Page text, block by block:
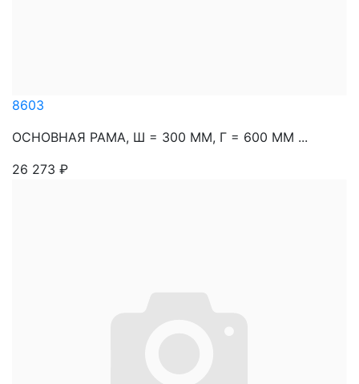
8603
ОСНОВНАЯ РАМА, Ш = 300 ММ, Г = 600 ММ ...
26 273 ₽